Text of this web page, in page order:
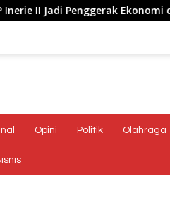
dan Pariwisata Daerah
Opini Politik Olahraga